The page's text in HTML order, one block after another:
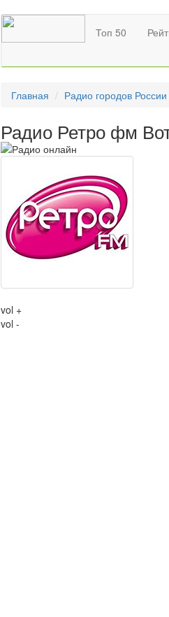
Топ 50
Главная Радио городов России
Радио Ретро фм
vol +
vol -